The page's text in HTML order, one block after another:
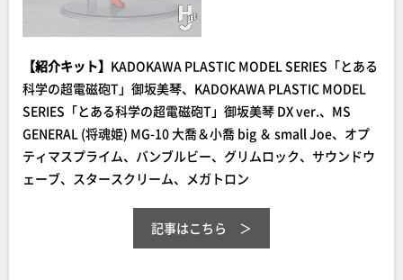
【紹介キット】 KADOKAWA PLASTIC MODEL SERIES「とある
科学の超電磁砲T」御坂美琴、KADOKAWA PLASTIC MODEL
SERIES「とある科学の超電磁砲T」御坂美琴 DX ver.、MS
GENERAL (将魂姫) MG-10 大喬＆小喬 big ＆ small Joe、オプ
ティマスプライム、バンブルビー、グリムロック、サウンドウ
ェーブ、スタースクリーム、メガトロン
記事はこちら